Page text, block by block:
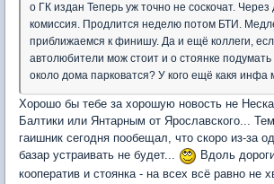
о ГК издан Теперь уж точно не соскочат. Через
комиссия. Продлится неделю потом БТИ.
приближаемся к финишу. Да и ещё коллеги,
автолюбители мож стоит и о стоянке
около дома парковатся? У кого ещё какя инфа
Хорошо бы тебе за хорошую новость не
Балтики или Янтарным от Ярославского...
гаишник сегодня пообещал, что скоро из-за
базар устраивать не будет...
Вдоль
кооператив и стоянка - на всех всё равно не